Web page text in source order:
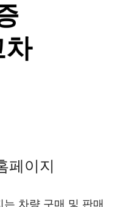
페이지
차량 구매 및 판매